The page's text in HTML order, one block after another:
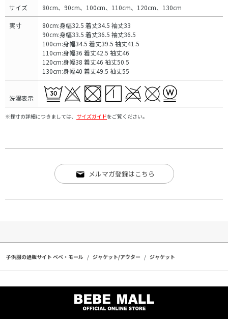
サイズ 80cm、90cm、100cm、110cm、120cm、130cm
実寸
80cm:身幅32.5 着丈34.5 袖丈33
90cm:身幅33.5 着丈36.5 袖丈36.5
100cm:身幅34.5 着丈39.5 袖丈41.5
110cm:身幅36 着丈42.5 袖丈46
120cm:身幅38 着丈46 袖丈50.5
130cm:身幅40 着丈49.5 袖丈55
洗濯表示
※採寸の詳細につきましては、 サイズガイドをご覧ください。
メルマガ登録はこちら
子供服の通販サイト ベベ・モール ジャケット/アウター ジャケット